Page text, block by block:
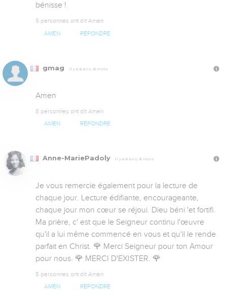
bénisse !
5 personnes ont dit Amen
AMEN RÉPONDRE
gmag Il y a 6 ans, 8 mois
Amen
8 personnes ont dit Amen
AMEN RÉPONDRE
Anne-MariePadoly Il y a 6 ans, 8 mois
Je vous remercie également pour la lecture de
chaque jour. Lecture édifiante, encourageante,
chaque jour mon cœur se réjoui. Dieu béni 'et fortifi.
Ma prière, c' est que le Seigneur continu l'œuvre
qu'il a lui même commencé en vous et qu'il le rende
parfait en Christ. 🌹 Merci Seigneur pour ton Amour
pour nous. 🌹 MERCI D'EXISTER. 🌹
5 personnes ont dit Amen
AMEN RÉPONDRE